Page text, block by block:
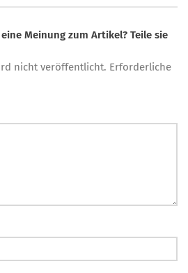
Meinung zum Artikel? Teile sie
nicht veröffentlicht. Erforderliche